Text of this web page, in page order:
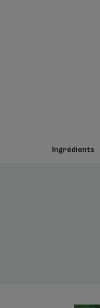
Ingrédients